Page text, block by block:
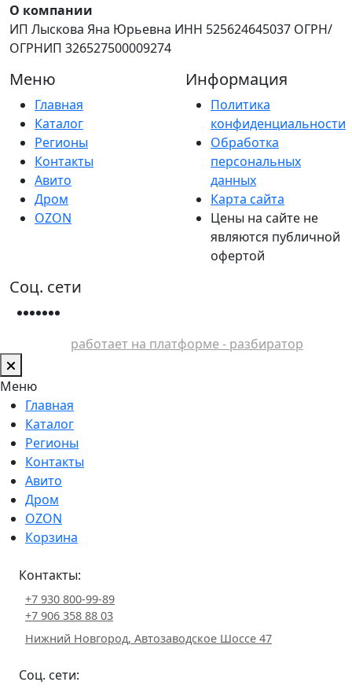
О компании
ИП Лыскова Яна Юрьевна ИНН 525624645037 ОГРН/
ОГРНИП 326527500009274
Меню
Главная
Каталог
Регионы
Контакты
Авито
Дром
OZON
Информация
Политика
конфиденциальности
Обработка
персональных
данных
Карта сайта
Цены на сайте не
являются публичной
офертой
Соц. сети
работает на платформе - разбиратор
Меню
Главная
Каталог
Регионы
Контакты
Авито
Дром
OZON
Корзина
Контакты:
+7 930 800-99-89
+7 906 358 88 03
Нижний Новгород, Автозаводское Шоссе 47
Соц. сети: